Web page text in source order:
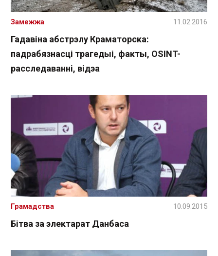
Гадавіна абстрэлу Краматорска:
падрабязнасці трагедыі, факты, OSINT-
расследаванні, відэа
Замежжа 11.02.2016
Бітва за электарат Данбаса
Грамадства 10.09.2015